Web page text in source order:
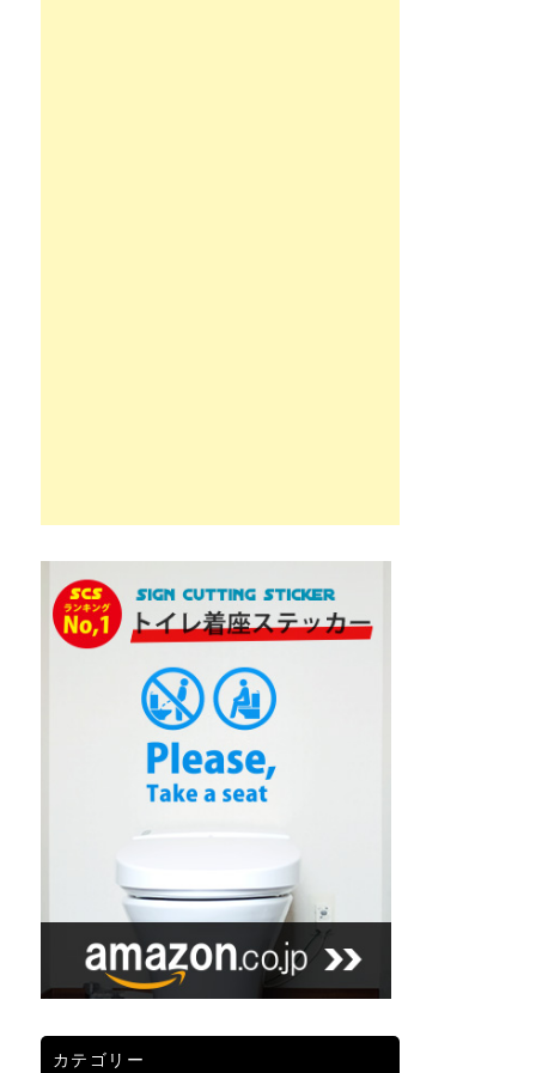
カテゴリー